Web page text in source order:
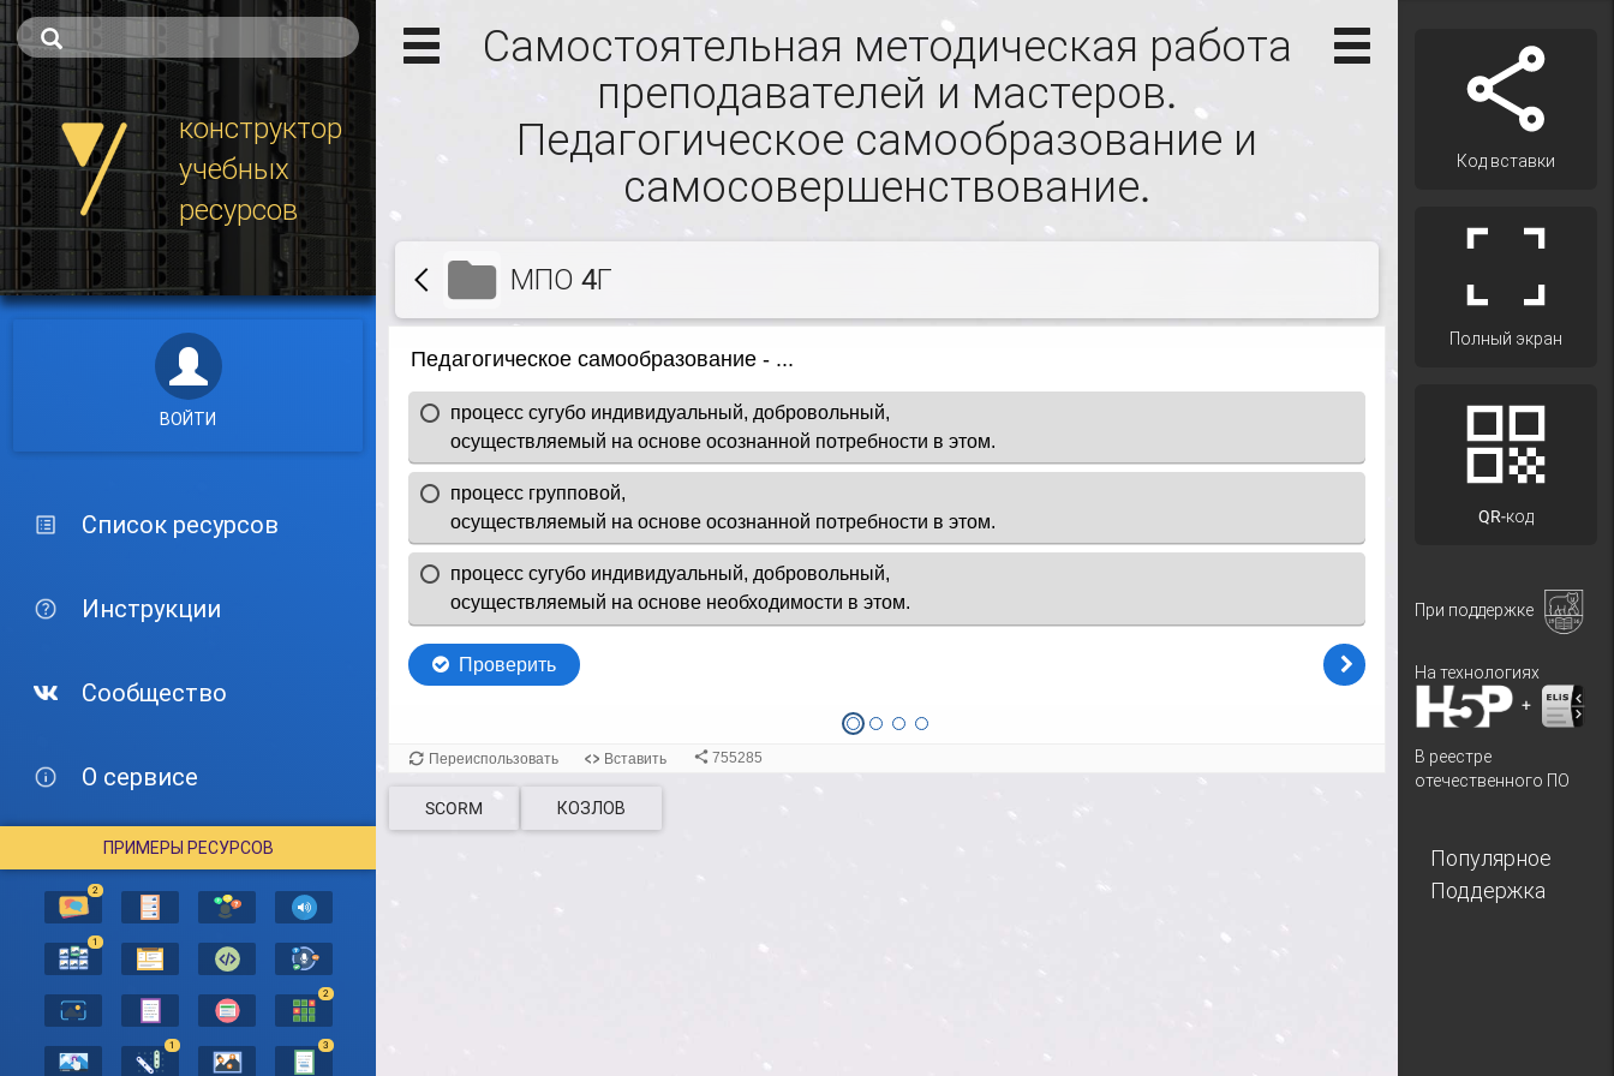
конструктор
учебных
ресурсов
ВОЙТИ
Список ресурсов
Инструкции
Сообщество
О сервисе
ПРИМЕРЫ РЕСУРСОВ
2
1
2
1 3
Самостоятельная методическая работа
преподавателей и мастеров.
Педагогическое самообразование и
самосовершенствование.
МПО 4Г
SCORM КОЗЛОВ
Код вставки
Полный экран
QR-код
При поддержке
На технологиях
+
В реестре
отечественного ПО
Популярное
Поддержка